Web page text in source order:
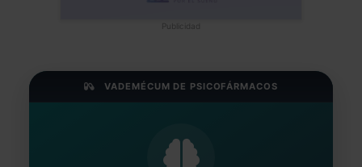
Publicidad
VADEMÉCUM DE PSICOFÁRMACOS